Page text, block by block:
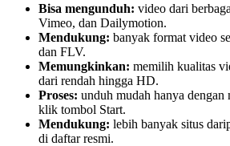
Bisa mengunduh: video dari
Vimeo, dan Dailymotion.
Mendukung: banyak format video
dan FLV.
Memungkinkan: memilih kualitas
dari rendah hingga HD.
Proses: unduh mudah hanya dengan
klik tombol Start.
Mendukung: lebih banyak situs
di daftar resmi.